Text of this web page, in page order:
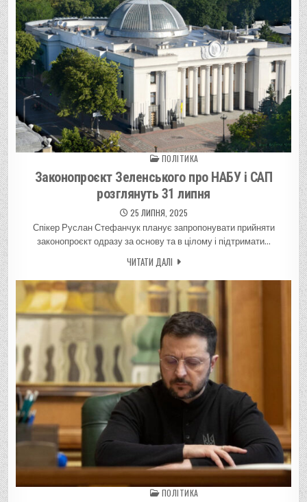
ПОЛІТИКА
Законопроєкт Зеленського про НАБУ і САП
розглянуть 31 липня
25 ЛИПНЯ, 2025
Спікер Руслан Стефанчук планує запропонувати прийняти
законопроєкт одразу за основу та в цілому і підтримати…
ЧИТАТИ ДАЛІ
ПОЛІТИКА